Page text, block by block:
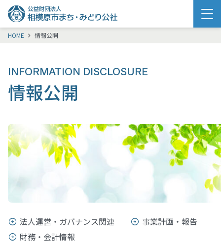
HOME 情報公開
INFORMATION DISCLOSURE
情報公開
法人運営・ガバナンス関連
事業計画・報告
財務・会計情報